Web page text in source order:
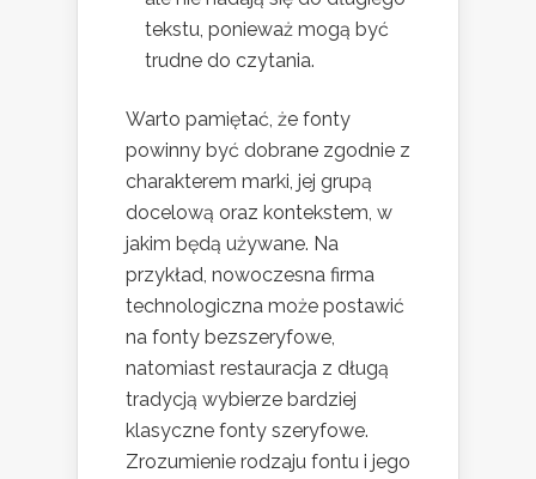
tekstu, ponieważ mogą być
trudne do czytania.
Warto pamiętać, że fonty
powinny być dobrane zgodnie z
charakterem marki, jej grupą
docelową oraz kontekstem, w
jakim będą używane. Na
przykład, nowoczesna firma
technologiczna może postawić
na fonty bezszeryfowe,
natomiast restauracja z długą
tradycją wybierze bardziej
klasyczne fonty szeryfowe.
Zrozumienie rodzaju fontu i jego